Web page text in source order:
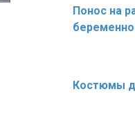
Понос на
Костюмы